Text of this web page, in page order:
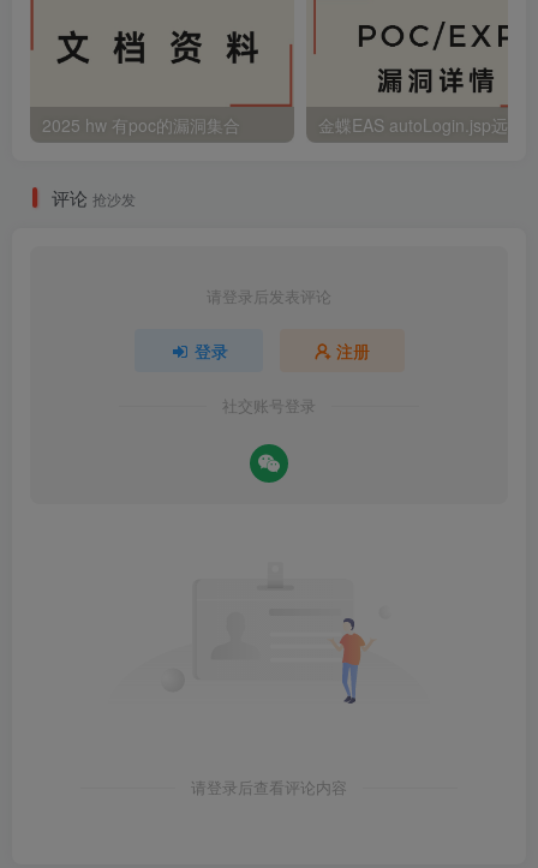
2025 hw 有poc的漏洞集合
评论 抢沙发
请登录后发表评论
登录 注册
社交账号登录
请登录后查看评论内容